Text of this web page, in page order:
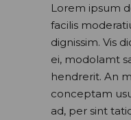
Lorem ipsum
facilis
dignissim. Vis
ei, modolamt
hendrerit. An
conceptam
ad, per sint